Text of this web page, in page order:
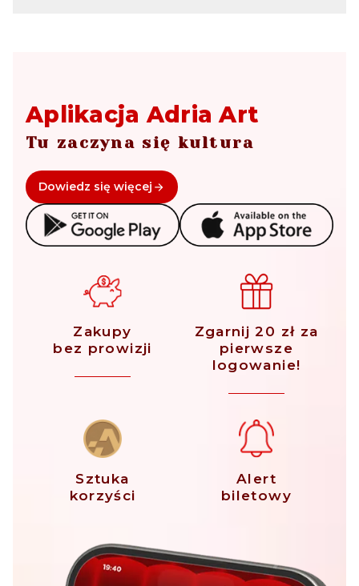
Aplikacja Adria Art
Tu zaczyna się kultura
Dowiedz się więcej
Zakupy
bez prowizji
Zgarnij 20 zł za
pierwsze
logowanie!
Sztuka
korzyści
Alert
biletowy